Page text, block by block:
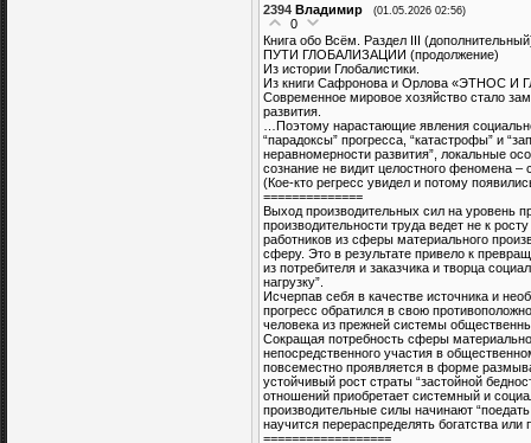
2394 Владимир (01.05.2026 02:56)
0
Книга обо Всём. Раздел III
ПУТИ ГЛОБАЛИЗАЦИИ (продолжение)
Из истории Глобалистики.
Из книги Сафронова и Орлова «ЭТНОС
Современное мировое хозяйство стало
развития.
…Поэтому нарастающие явления
“парадоксы” прогресса, “катастрофы” и
неравномерности развития”, локальные
сознание не видит целостного феномена –
(Кое-кто регресс увидел и потому
==============
Выход производительных сил на уровень
производительности труда ведет не к
работников из сферы материального
сферу. Это в результате привело к
из потребителя и заказчика и творца
нагрузку”.
Исчерпав себя в качестве источника и
прогресс обратился в свою
человека из прежней системы
Сокращая потребность сферы
непосредственного участия в
повсеместно проявляется в форме
устойчивый рост страты “застойной
отношений приобретает системный и
производительные силы начинают
научится перераспределять богатства
==================